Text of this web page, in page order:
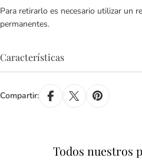
Para retirarlo es necesario utilizar un
permanentes.
Características
Compartir:
Todos nuestros